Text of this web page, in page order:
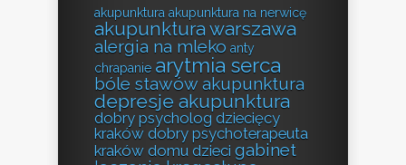
akupunktura akupunktura na nerwicę
akupunktura warszawa
alergia na mleko anty
chrapanie arytmia serca
bóle stawów akupunktura
depresje akupunktura
dobry psycholog dziecięcy
kraków dobry psychoterapeuta
kraków domu dzieci gabinet